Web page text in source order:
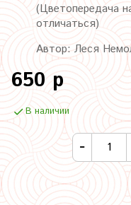
(Цветопередача
отличаться)
Автор: Леся
650 р
В наличии